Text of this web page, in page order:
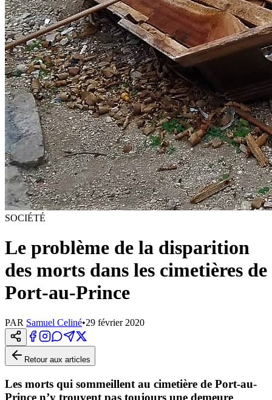
SOCIÉTÉ
Le problème de la disparition
des morts dans les cimetières de
Port-au-Prince
PAR Samuel Celiné•29 février 2020
Retour aux articles
Les morts qui sommeillent au cimetière de Port-au-
Prince n’y trouvent pas toujours une demeure